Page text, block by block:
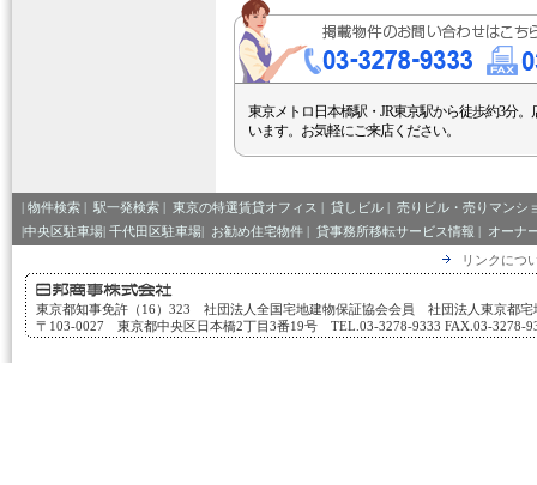
東京メトロ日本橋駅・JR東京駅から徒歩約3分。
います。お気軽にご来店ください。
| 物件検索 | 駅一発検索 | 東京の特選賃貸オフィス | 貸しビル | 売りビル・売りマンシ
|中央区駐車場| 千代田区駐車場| お勧め住宅物件 | 貸事務所移転サービス情報 | オーナ
リンクにつ
東京都知事免許（16）323 社団法人全国宅地建物保証協会会員 社団法人東京都宅
〒103-0027 東京都中央区日本橋2丁目3番19号 TEL.03-3278-9333 FAX.03-3278-